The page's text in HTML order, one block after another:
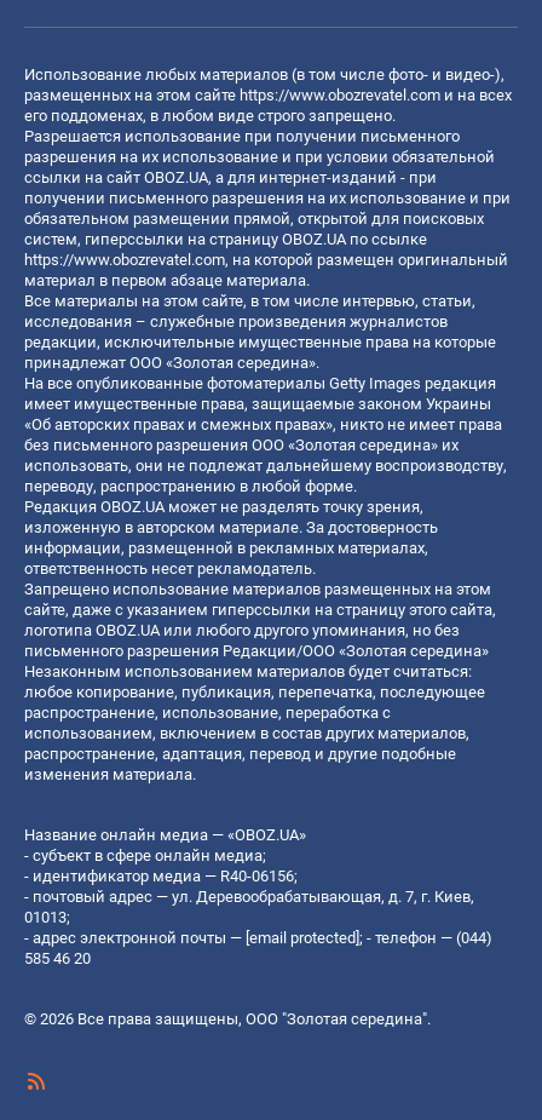
Использование любых материалов (в том числе фото- и видео-),
размещенных на этом сайте https://www.obozrevatel.com и на всех
его поддоменах, в любом виде строго запрещено.
Разрешается использование при получении письменного
разрешения на их использование и при условии обязательной
ссылки на сайт OBOZ.UA, а для интернет-изданий - при
получении письменного разрешения на их использование и при
обязательном размещении прямой, открытой для поисковых
систем, гиперссылки на страницу OBOZ.UA по ссылке
https://www.obozrevatel.com, на которой размещен оригинальный
материал в первом абзаце материала.
Все материалы на этом сайте, в том числе интервью, статьи,
исследования – служебные произведения журналистов
редакции, исключительные имущественные права на которые
принадлежат ООО «Золотая середина».
На все опубликованные фотоматериалы Getty Images редакция
имеет имущественные права, защищаемые законом Украины
«Об авторских правах и смежных правах», никто не имеет права
без письменного разрешения ООО «Золотая середина» их
использовать, они не подлежат дальнейшему воспроизводству,
переводу, распространению в любой форме.
Редакция OBOZ.UA может не разделять точку зрения,
изложенную в авторском материале. За достоверность
информации, размещенной в рекламных материалах,
ответственность несет рекламодатель.
Запрещено использование материалов размещенных на этом
сайте, даже с указанием гиперссылки на страницу этого сайта,
логотипа OBOZ.UA или любого другого упоминания, но без
письменного разрешения Редакции/ООО «Золотая середина»
Незаконным использованием материалов будет считаться:
любое копирование, публикация, перепечатка, последующее
распространение, использование, переработка с
использованием, включением в состав других материалов,
распространение, адаптация, перевод и другие подобные
изменения материала.
Название онлайн медиа — «OBOZ.UA»
- субъект в сфере онлайн медиа;
- идентификатор медиа — R40-06156;
- почтовый адрес — ул. Деревообрабатывающая, д. 7, г. Киев,
01013;
- адрес электронной почты — [email protected] ; - телефон — (044)
585 46 20
© 2026 Все права защищены, ООО "Золотая середина".